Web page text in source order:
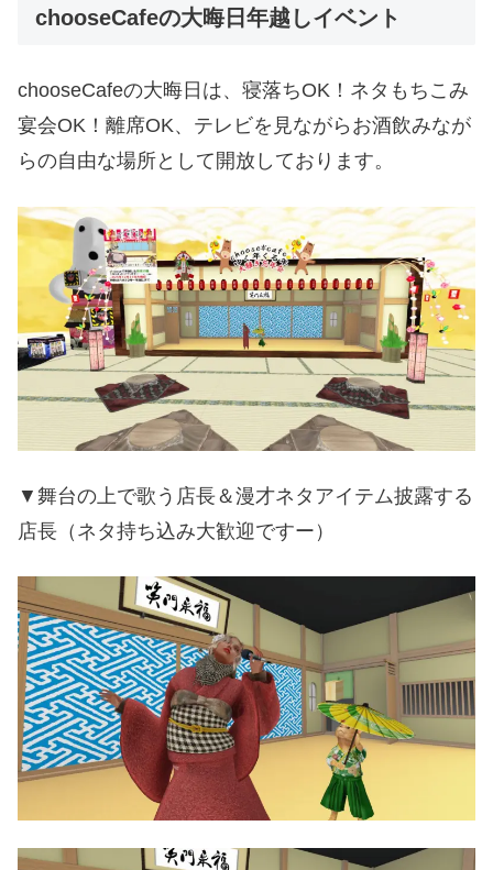
chooseCafeの大晦日年越しイベント
chooseCafeの大晦日は、寝落ちOK！ネタもちこみ
宴会OK！離席OK、テレビを見ながらお酒飲みなが
らの自由な場所として開放しております。
▼舞台の上で歌う店長＆漫才ネタアイテム披露する
店長（ネタ持ち込み大歓迎ですー）